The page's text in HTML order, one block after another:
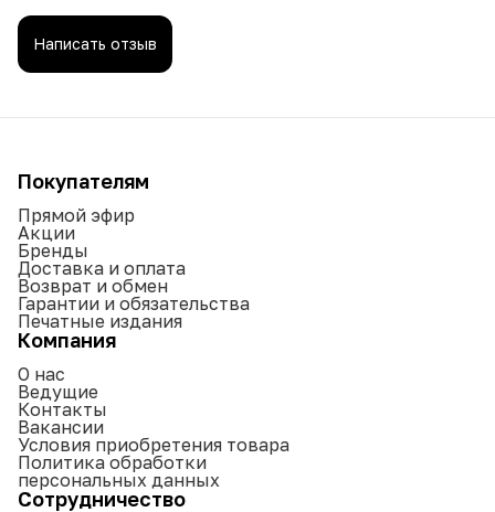
Написать отзыв
Покупателям
Прямой эфир
Акции
Бренды
Доставка и оплата
Возврат и обмен
Гарантии и обязательства
Печатные издания
Компания
О нас
Ведущие
Контакты
Вакансии
Условия приобретения товара
Политика обработки
персональных данных
Сотрудничество